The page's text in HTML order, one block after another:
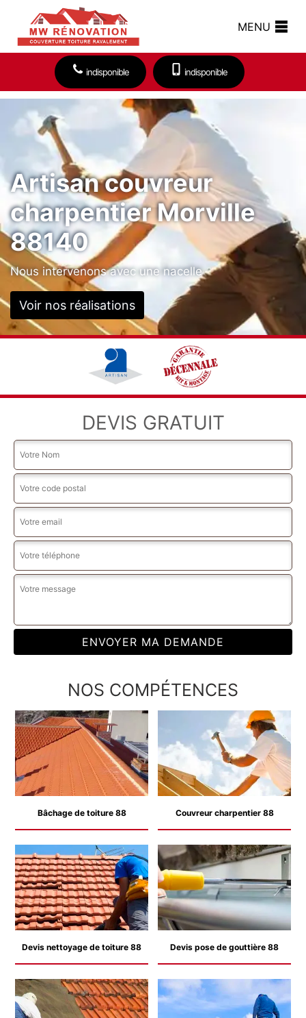
MENU
indisponible indisponible
Artisan couvreur
charpentier Morville
88140
Nous intervenons avec une nacelle
Voir nos réalisations
DEVIS GRATUIT
NOS COMPÉTENCES
Bâchage de toiture 88 Couvreur charpentier 88
Devis nettoyage de toiture 88 Devis pose de gouttière 88